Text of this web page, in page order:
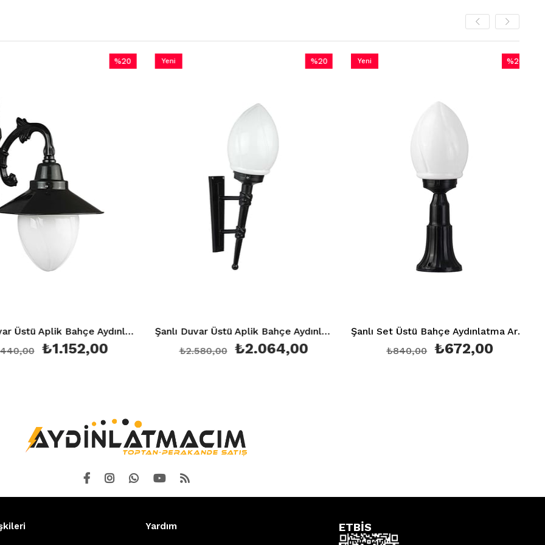
Şanlı Duvar Üstü Aplik Bahçe Aydınlatma Armatürü Şa 859
₺1.152,00
%20
Şanlı Duvar Üstü Aplik Bahçe Aydınlatma Armatürü Şa 860
₺2.064,00
₺2.580,00
%20
Yeni
Şanlı Set Üstü Bahçe Aydınlatma Armatürü Şa 861
₺672,00
₺840,00
%20
Yeni
Yardım ETBİS